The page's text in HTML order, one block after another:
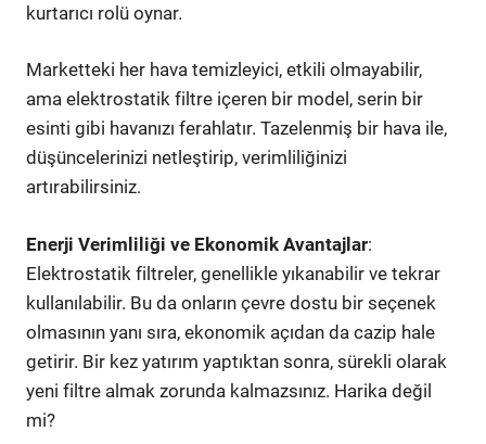
kurtarıcı rolü oynar.
Marketteki her hava temizleyici, etkili olmayabilir,
ama elektrostatik filtre içeren bir model, serin bir
esinti gibi havanızı ferahlatır. Tazelenmiş bir hava ile,
düşüncelerinizi netleştirip, verimliliğinizi
artırabilirsiniz.
Enerji Verimliliği ve Ekonomik Avantajlar:
Elektrostatik filtreler, genellikle yıkanabilir ve tekrar
kullanılabilir. Bu da onların çevre dostu bir seçenek
olmasının yanı sıra, ekonomik açıdan da cazip hale
getirir. Bir kez yatırım yaptıktan sonra, sürekli olarak
yeni filtre almak zorunda kalmazsınız. Harika değil
mi?